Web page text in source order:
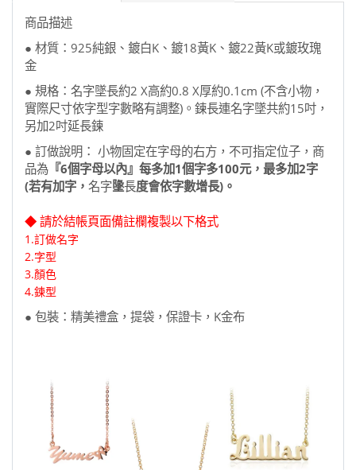
商品描述
● 材質：925純銀、鍍白K、鍍18黃K、鍍22黃K或鍍玫瑰
金
● 規格：名字墜長約2 X高約0.8 X厚約0.1cm (不含小物，
實際尺寸依字型字數略有調整)。鍊長連名字墜共約15吋，
另加2吋延長鍊
● 訂做說明： 小物固定在字母的右方，不可指定位子，商
品為 『6個字母以內』每多加1個字多100元，最多加2字
(若有加字， 名字墬長度會依字數增長)。
◆ 請於結帳頁面備註欄複製以下格式
1.訂做名字
2.字型
3.顏色
​4.鍊型
● 包裝：精美禮盒，提袋，保證卡，K金布